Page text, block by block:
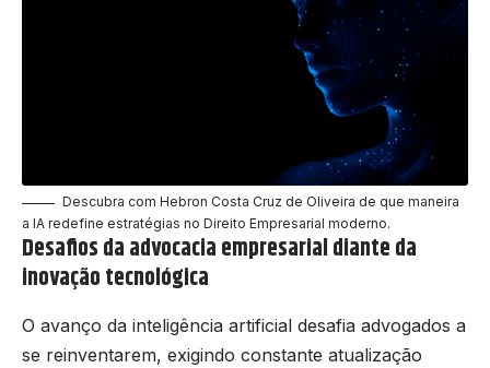
Descubra com Hebron Costa Cruz de Oliveira de que maneira
a IA redefine estratégias no Direito Empresarial moderno.
Desafios da advocacia empresarial diante da
inovação tecnológica
O avanço da inteligência artificial desafia advogados a
se reinventarem, exigindo constante atualização